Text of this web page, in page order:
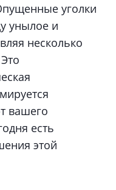
уголки
унылое и
несколько
вашего
есть
этой